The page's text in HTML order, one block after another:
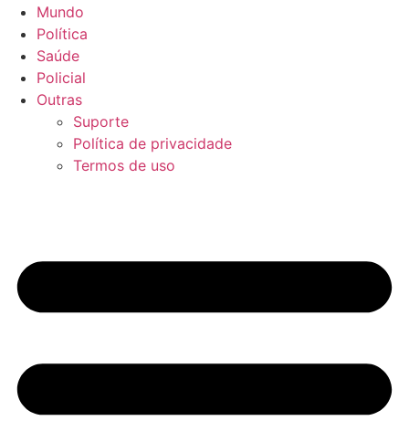
Mundo
Política
Saúde
Policial
Outras
Suporte
Política de privacidade
Termos de uso